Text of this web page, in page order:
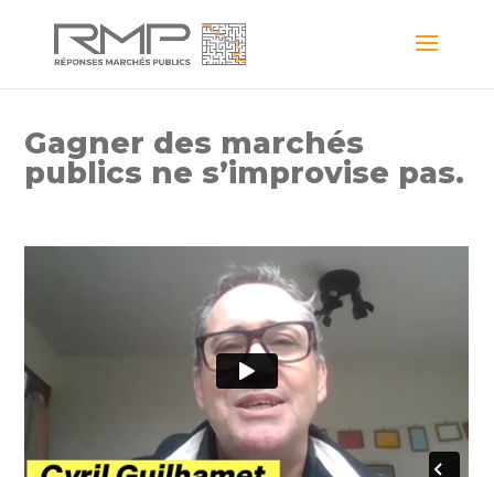
Gagner des marchés
publics ne s’improvise pas.